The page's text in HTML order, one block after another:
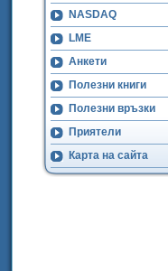
NASDAQ
LME
Анкети
Полезни книги
Полезни връзки
Приятели
Карта на сайта